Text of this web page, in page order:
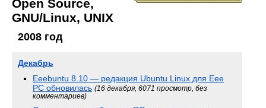
Open Source,
GNU/Linux, UNIX
2008 год
Декабрь
Eeebuntu 8.10 — редакция Ubuntu Linux для Eee
PC обновилась (16 декабря, 6071 просмотр, без
комментариев)